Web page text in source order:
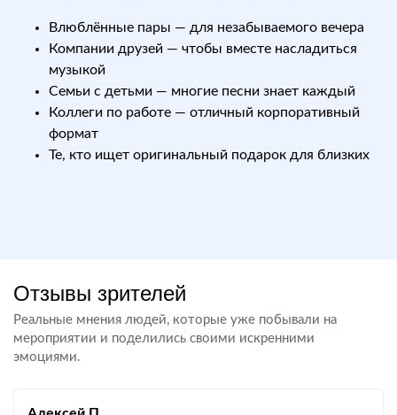
Влюблённые пары — для незабываемого вечера
Компании друзей — чтобы вместе насладиться
музыкой
Семьи с детьми — многие песни знает каждый
Коллеги по работе — отличный корпоративный
формат
Те, кто ищет оригинальный подарок для близких
Отзывы зрителей
Реальные мнения людей, которые уже побывали на
мероприятии и поделились своими искренними
эмоциями.